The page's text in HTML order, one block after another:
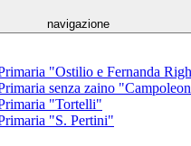
navigazione
"Ostilio e Fernanda
senza zaino
"Tortelli"
"S. Pertini"